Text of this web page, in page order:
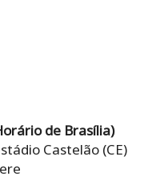
de Brasília)
Castelão (CE)